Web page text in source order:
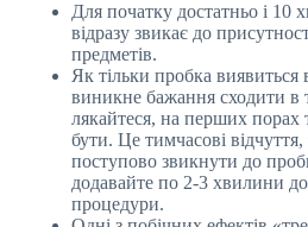
Для початку достатньо і 10
відразу звикає до
предметів.
Як тільки пробка виявиться
виникне бажання сходити в
лякайтеся, на перших порах
бути. Це тимчасові
поступово звикнути до
додавайте по 2-3 хвилини
процедури.